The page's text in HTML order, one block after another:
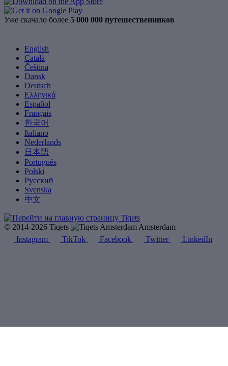
Уже скачало более 5 000 000 путешественников
English
Català
Čeština
Dansk
Deutsch
Ελληνικά
Español
Français
한국어
Italiano
Nederlands
日本語
Português
Polski
Русский
Svenska
中文
© 2014-2026 Tiqets
Amsterdam
Instagram
TikTok Facebook Twitter LinkedIn